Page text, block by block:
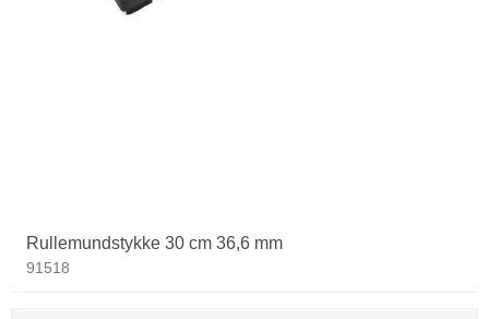
Rullemundstykke 30 cm 36,6 mm
91518